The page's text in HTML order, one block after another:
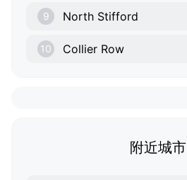
9 North Stifford
10 Collier Row
附近城市